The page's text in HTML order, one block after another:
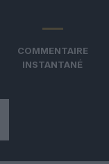
COMMENTAIRE
INSTANTANÉ